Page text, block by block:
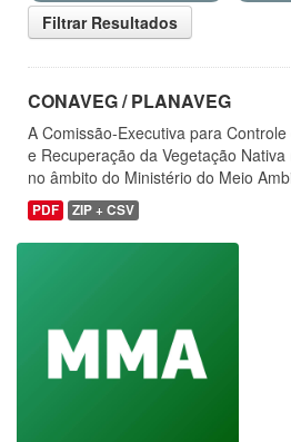
Filtrar Resultados
CONAVEG / PLANAVEG
A Comissão-Executiva para
e Recuperação da Vegetação
no âmbito do Ministério do Meio
PDF ZIP + CSV